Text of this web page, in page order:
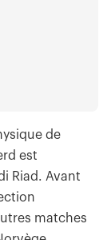
de
est
Riad. Avant
matches